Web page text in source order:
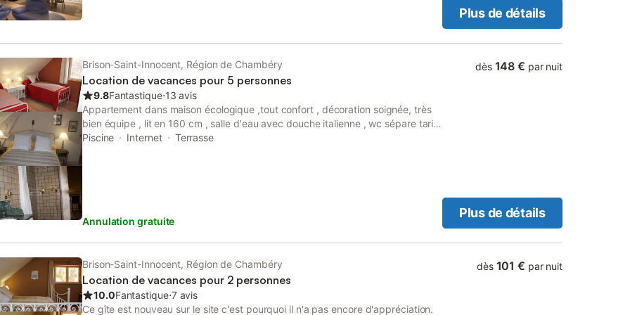
Plus de détails
Brison-Saint-Innocent, Région de Chambéry
Location de vacances pour 5 personnes
9.8Fantastique⋅13 avis
Appartement dans maison écologique ,tout confort , décoration soignée, très
bien équipe , lit en 160 cm , salle d'eau avec douche italienne , wc sépare tarifs
dégressifs selon la durée du séjour .Grande terrasse de 30 m2, chaises longue
Piscine Internet Terrasse
Annulation gratuite
dès 148 € par nuit
Plus de détails
Brison-Saint-Innocent, Région de Chambéry
Location de vacances pour 2 personnes
10.0Fantastique⋅7 avis
Ce gîte est nouveau sur le site c'est pourquoi il n'a pas encore d'appréciation.
dès 101 € par nuit